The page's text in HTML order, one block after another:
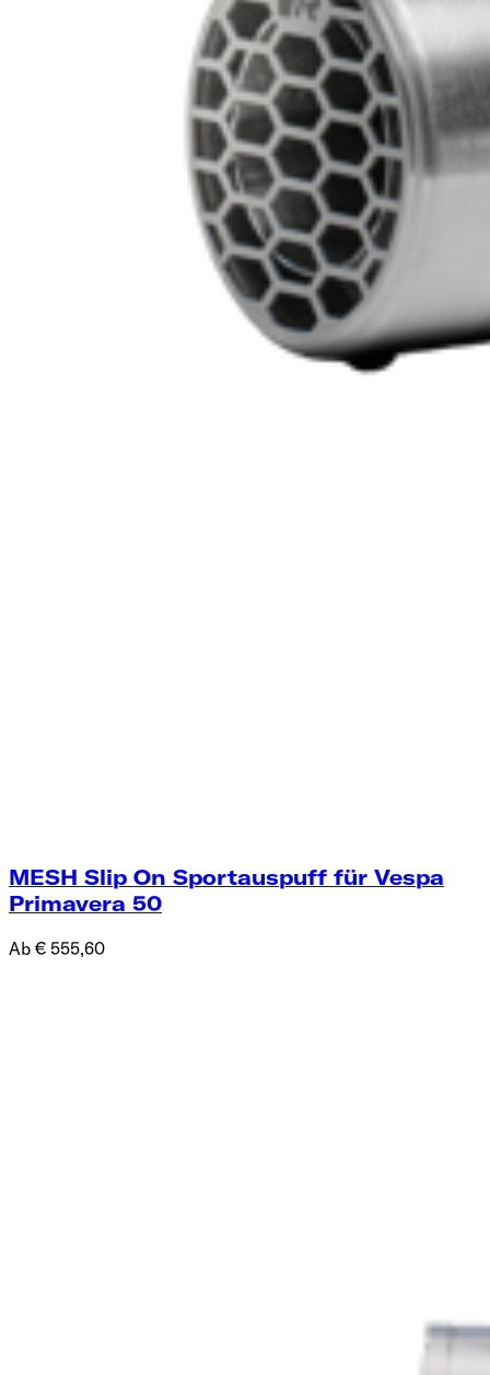
MESH Slip On Sportauspuff für Vespa
Primavera 50
Ab € 555,60